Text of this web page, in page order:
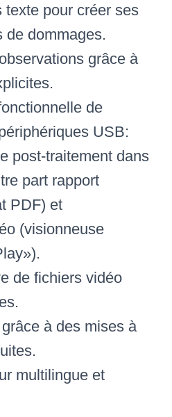
texte pour créer ses
de dommages.
grâce à
.
de
USB:
post-traitement dans
part rapport
PDF) et
(visionneuse
.
de fichiers vidéo
.
à des mises à
.
multilingue et